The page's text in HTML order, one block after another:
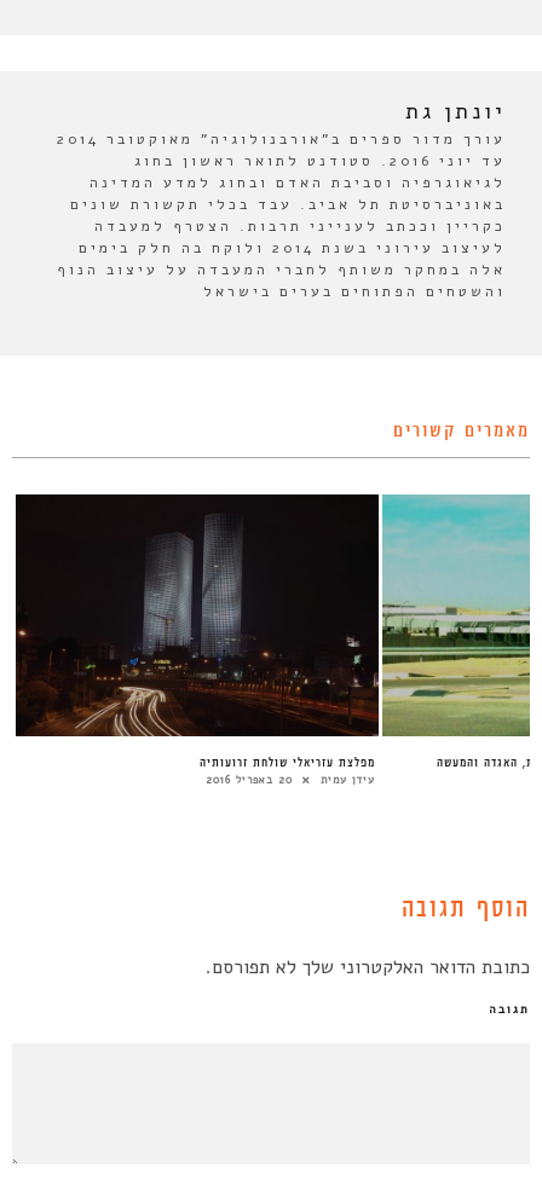
יונתן גת
עורך מדור ספרים ב"אורבנולוגיה" מאוקטובר 2014
עד יוני 2016. סטודנט לתואר ראשון בחוג
לגיאוגרפיה וסביבת האדם ובחוג למדע המדינה
באוניברסיטת תל אביב. עבד בכלי תקשורת שונים
כקריין וככתב לענייני תרבות. הצטרף למעבדה
לעיצוב עירוני בשנת 2014 ולוקח בה חלק בימים
אלה במחקר משותף לחברי המעבדה על עיצוב הנוף
והשטחים הפתוחים בערים בישראל
מאמרים קשורים
מפלצת עזריאלי שולחת זרועותיה
עידן עמית 20 באפריל 2016
האגדה והמעשה
הוסף תגובה
כתובת הדואר האלקטרוני שלך לא תפורסם.
תגובה